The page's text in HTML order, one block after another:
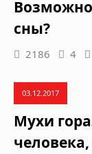
сны?
2186 4
03.12.2017
Мухи